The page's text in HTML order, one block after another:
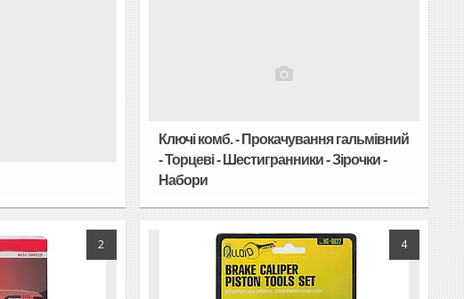
Ключі комб. - Прокачування гальмівний
- Торцеві - Шестигранники - Зірочки -
Набори
2 4